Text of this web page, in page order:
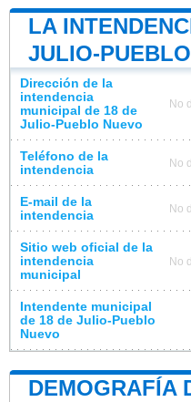
LA
JULIO-
Dirección de la
intendencia
municipal de 18 de
Julio-Pueblo Nuevo
No
Teléfono de la
intendencia
No
E-mail de la
intendencia
No
Sitio web oficial de la
intendencia
municipal
No
Intendente municipal
de 18 de Julio-Pueblo
Nuevo
DEMOGRAFÍA